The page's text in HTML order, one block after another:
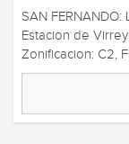
SAN
Estacion de
Zonificacion: C2,